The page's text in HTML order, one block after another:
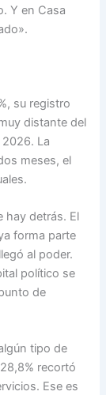
Y en Casa
su registro
distante del
La
meses, el
hay detrás. El
forma parte
al poder.
político se
de
tipo de
recortó
Ese es